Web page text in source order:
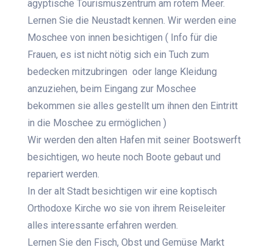
ägyptische Tourismuszentrum am rotem Meer.
Lernen Sie die Neustadt kennen. Wir werden eine
Moschee von innen besichtigen ( Info für die
Frauen, es ist nicht nötig sich ein Tuch zum
bedecken mitzubringen oder lange Kleidung
anzuziehen, beim Eingang zur Moschee
bekommen sie alles gestellt um ihnen den Eintritt
in die Moschee zu ermöglichen )
Wir werden den alten Hafen mit seiner Bootswerft
besichtigen, wo heute noch Boote gebaut und
repariert werden.
In der alt Stadt besichtigen wir eine koptisch
Orthodoxe Kirche wo sie von ihrem Reiseleiter
alles interessante erfahren werden.
Lernen Sie den Fisch, Obst und Gemüse Markt